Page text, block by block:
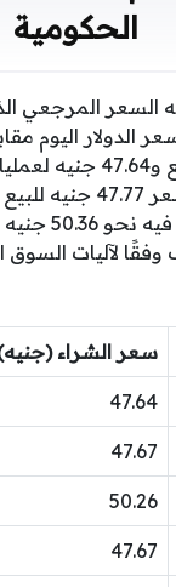
الحكومية
المرجعي
الدولار اليوم
المركزي عند مستوى
لآليات السوق
سعر الشراء
47.64
47.67
50.26
47.67